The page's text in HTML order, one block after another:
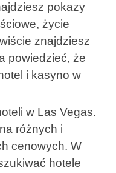
pokazy
życie
znajdziesz
powiedzieć, że
i kasyno w
w Las Vegas.
różnych i
cenowych. W
hotele